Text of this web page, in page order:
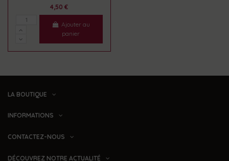
4,50 €
Ajouter au
panier
LA BOUTIQUE
INFORMATIONS
CONTACTEZ-NOUS
DÉCOUVREZ NOTRE ACTUALITÉ